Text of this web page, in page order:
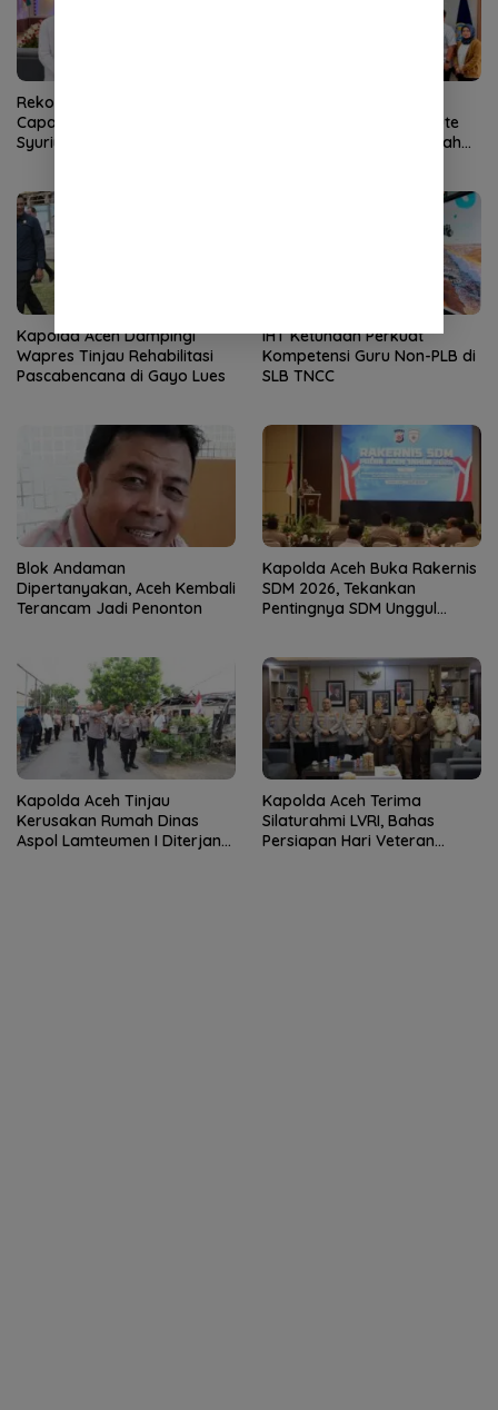
Rekor Pendaftar PD-PKPNU
Capai 607, Abiya Yusri Rais
Syuriyah PCNU Pijay:
Perjuangkan Kembali Rute
Sabang-Medan, Permudah
Kapolda Aceh Dampingi
Wapres Tinjau Rehabilitasi
Pascabencana di Gayo Lues
IHT Ketunaan Perkuat
Kompetensi Guru Non-PLB di
SLB TNCC
Blok Andaman
Dipertanyakan, Aceh Kembali
Terancam Jadi Penonton
Kapolda Aceh Buka Rakernis
SDM 2026, Tekankan
Pentingnya SDM Unggul
Kapolda Aceh Tinjau
Kerusakan Rumah Dinas
Aspol Lamteumen I Diterjang
Kapolda Aceh Terima
Silaturahmi LVRI, Bahas
Persiapan Hari Veteran